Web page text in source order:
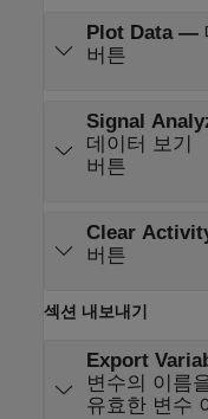
Plot Data—
버튼
Signal
데이터 보기
버튼
Clear
버튼
섹션 내보내기
Export
변수의 이름
유효한 변수